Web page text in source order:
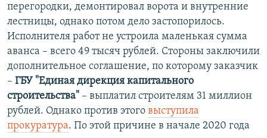
перегородки, демонтировал ворота и внутренние
лестницы, однако потом дело застопорилось.
Исполнителя работ не устроила маленькая сумма
аванса – всего 49 тысяч рублей. Стороны заключили
дополнительное соглашение, по которому заказчик
– ГБУ "Единая дирекция капитального
строительства" – выплатил строителям 31 миллион
рублей. Однако против этого выступила
прокуратура. По этой причине в начале 2020 года